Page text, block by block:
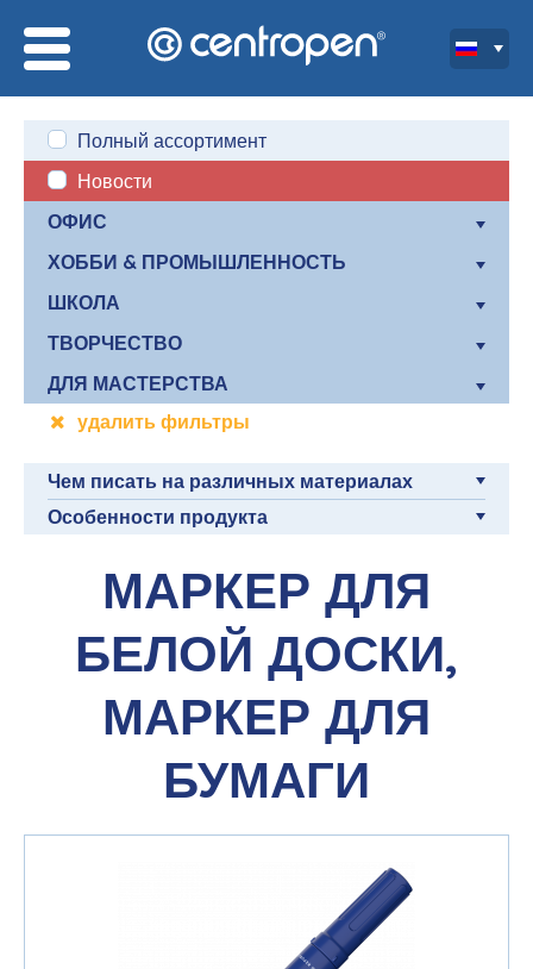
Полный ассортимент
Новости
ОФИС
ХОББИ & ПРОМЫШЛЕННОСТЬ
ШКОЛА
ТВОРЧЕСТВО
ДЛЯ МАСТЕРСТВА
удалить фильтры
Чем писать на различных материалах
Особенности продукта
МАРКЕР ДЛЯ
БЕЛОЙ ДОСКИ,
МАРКЕР ДЛЯ
БУМАГИ